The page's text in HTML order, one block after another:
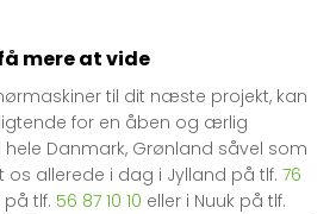
mere at vide
til dit næste projekt, kan
for en åben og ærlig
Danmark, Grønland såvel som
allerede i dag i Jylland på tlf. 76
tlf. 56 87 10 10 eller i Nuuk på tlf.